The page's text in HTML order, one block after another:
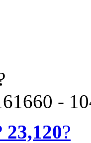
-
23,120?